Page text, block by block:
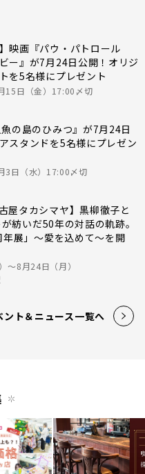
映画『パウ・パトロール
ー』が7月24日公開！オリジ
を5名様にプレゼント
15日（金）17:00〆切
魚の島のひみつ』が7月24日
スタンドを5名様にプレゼン
3日（水）17:00〆切
屋タカシマヤ】黒柳徹子と
紡いだ50年の対話の軌跡。
年展」～愛を込めて～を開
〜8月24日（月）
ント＆ニュース一覧へ